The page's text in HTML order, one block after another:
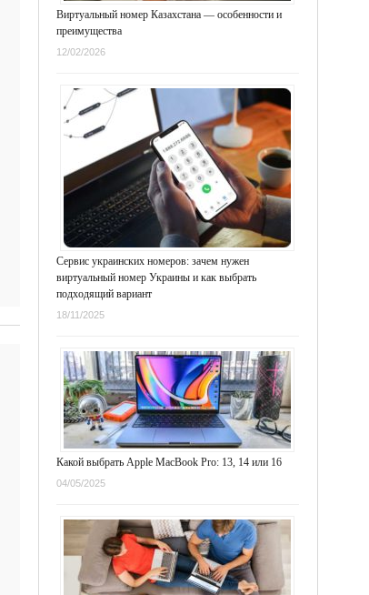
Виртуальный номер Казахстана — особенности и
преимущества
12/02/2026
Сервис украинских номеров: зачем нужен
виртуальный номер Украины и как выбрать
подходящий вариант
18/11/2025
Какой выбрать Apple MacBook Pro: 13, 14 или 16
04/05/2025